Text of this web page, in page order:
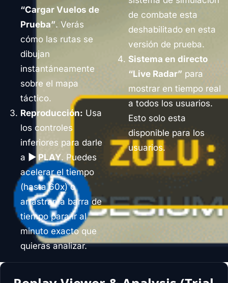
“Cargar Vuelos de
Prueba”. Verás
cómo las rutas se
dibujan
instantáneamente
sobre el mapa
táctico.
Reproducción: Usa
los controles
inferiores para darle
a ▶ PLAY. Puedes
acelerar el tiempo
(hasta 60x) o
arrastrar la barra de
tiempo para ir al
minuto exacto que
quieras analizar.
de combate esta
deshabilitado en esta
versión de prueba.
Sistema en directo
“Live Radar” para
mostrar en tiempo real
a todos los usuarios.
Esto solo esta
disponible para los
usuarios.